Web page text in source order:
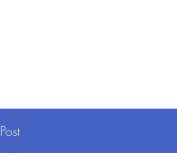
Post